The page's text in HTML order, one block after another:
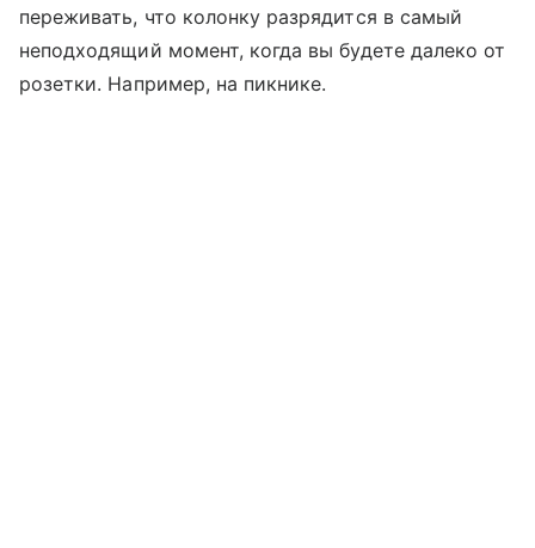
переживать, что колонку разрядится в самый
неподходящий момент, когда вы будете далеко от
розетки. Например, на пикнике.